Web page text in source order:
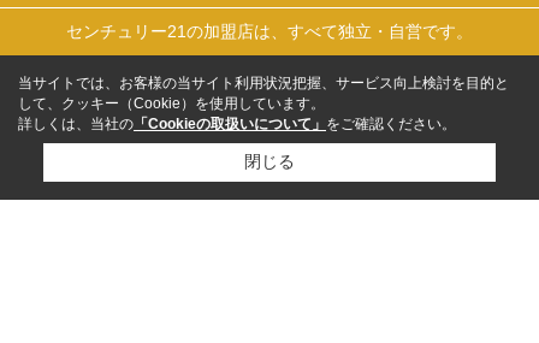
センチュリー21の加盟店は、すべて独立・自営です。
当サイトでは、お客様の当サイト利用状況把握、サービス向上検討を目的と
して、クッキー（Cookie）を使用しています。
詳しくは、当社の 「Cookieの取扱いについて」 をご確認ください。
閉じる